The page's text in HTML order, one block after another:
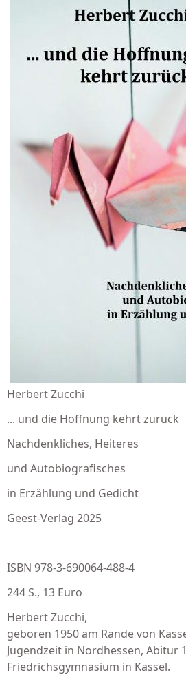
Herbert Zucchi
... und die Hoffnung kehrt zurück
Nachdenkliches, Heiteres
und Autobiografisches
in Erzählung und Gedicht
Geest-Verlag 2025
ISBN 978-3-690064-488-4
244 S., 13 Euro
Herbert Zucchi,
geboren 1950 am Rande von
Jugendzeit in Nordhessen, Abitur
Friedrichsgymnasium in Kassel.